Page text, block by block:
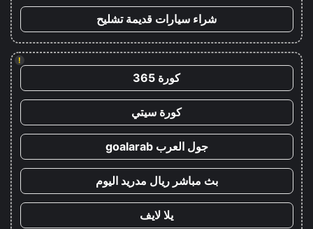
شراء سيارات قديمة تشليح
!
كورة 365
كورة سيتي
جول العرب goalarab
بث مباشر ريال مدريد اليوم
يلا لايف